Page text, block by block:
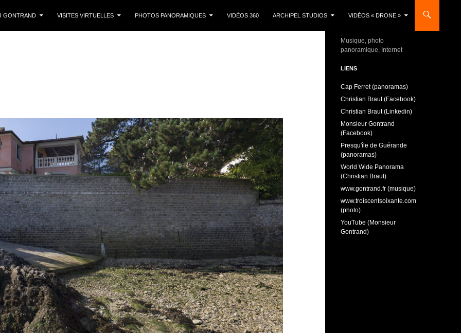
GONTRAND
VISITES VIRTUELLES PHOTOS PANORAMIQUES VIDÉOS 360 ARCHIPEL STUDIOS VIDÉOS « DRONE »
Musique, photo
panoramique, Internet
LIENS
Cap Ferret (panoramas)
Christian Braut (Facebook)
Christian Braut (Linkedin)
Monsieur Gontrand
(Facebook)
Presqu'île de Guérande
(panoramas)
World Wide Panorama
(Christian Braut)
www.gontrand.fr (musique)
www.troiscentsoixante.com
(photo)
YouTube (Monsieur
Gontrand)